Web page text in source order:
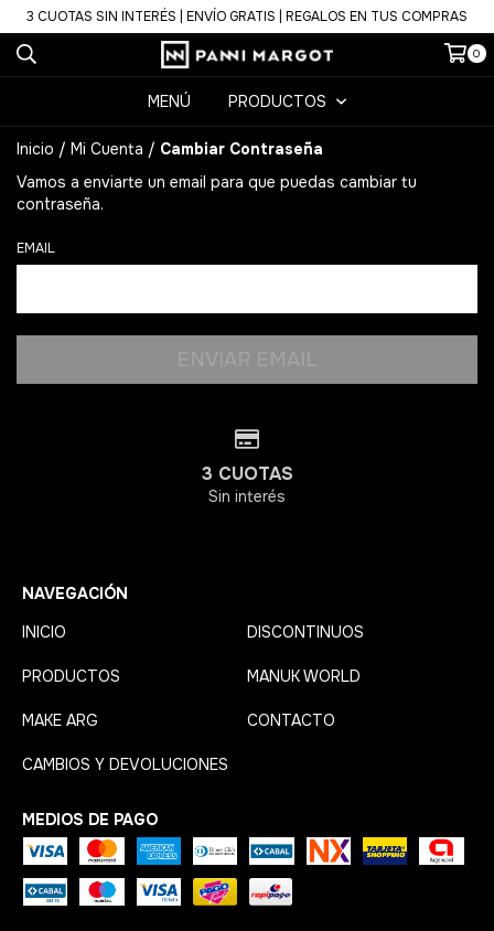
3 CUOTAS SIN INTERÉS | ENVÍO GRATIS | REGALOS EN TUS COMPRAS
0
MENÚ PRODUCTOS
Inicio / Mi Cuenta / Cambiar Contraseña
Vamos a enviarte un email para que puedas cambiar tu
contraseña.
EMAIL
3 CUOTAS
Sin interés
NAVEGACIÓN
INICIO
DISCONTINUOS
PRODUCTOS MANUK WORLD
MAKE ARG CONTACTO
CAMBIOS Y DEVOLUCIONES
MEDIOS DE PAGO